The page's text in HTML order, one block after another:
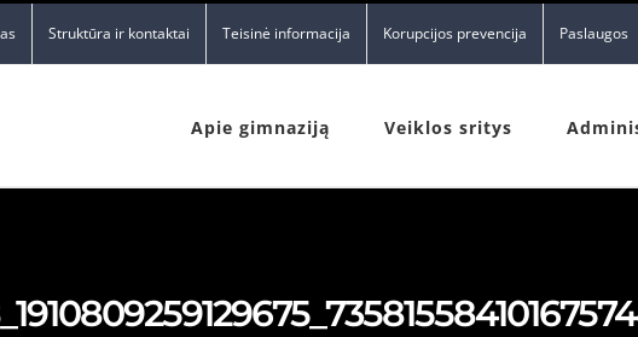
Struktūra ir kontaktai Teisinė informacija Korupcijos prevencija Paslaugos
Apie gimnaziją Veiklos sritys